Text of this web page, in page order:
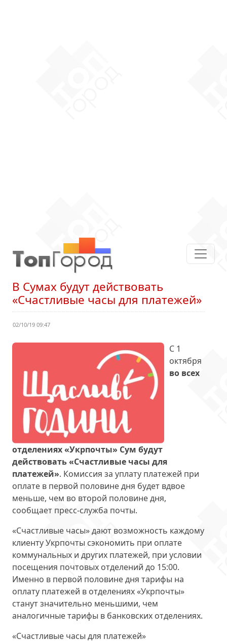
В Сумах будут действовать
«Счастливые часы для платежей»
02/10/19 09:47
С 1
октября
во всех
отделениях «Укрпочты» Сум будут
действовать «Счастливые часы для
платежей». Комиссия за уплату платежей при
оплате в первой половине дня будет вдвое
меньше, чем во второй половине дня,
сообщает пресс-служба почты.
«Счастливые часы» дают возможность каждому
клиенту Укрпочты сэкономить при оплате
коммунальных и других платежей, при условии
посещения почтовых отделений до 15:00.
Именно в первой половине дня тарифы на
оплату платежей в отделениях «Укрпочты»
станут значительно меньшими, чем
аналогичные тарифы в банковских отделениях.
«Счастливые часы для платежей»